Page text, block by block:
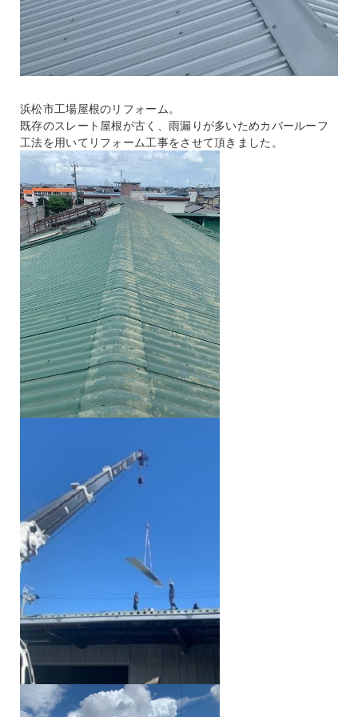
浜松市工場屋根のリフォーム。
既存のスレート屋根が古く、雨漏りが多いためカバールーフ
工法を用いてリフォーム工事をさせて頂きました。